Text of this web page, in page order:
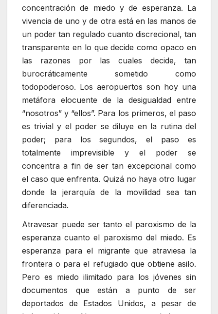
concentración de miedo y de esperanza. La
vivencia de uno y de otra está en las manos de
un poder tan regulado cuanto discrecional, tan
transparente en lo que decide como opaco en
las razones por las cuales decide, tan
burocráticamente sometido como
todopoderoso. Los aeropuertos son hoy una
metáfora elocuente de la desigualdad entre
“nosotros” y “ellos”. Para los primeros, el paso
es trivial y el poder se diluye en la rutina del
poder; para los segundos, el paso es
totalmente imprevisible y el poder se
concentra a fin de ser tan excepcional como
el caso que enfrenta. Quizá no haya otro lugar
donde la jerarquía de la movilidad sea tan
diferenciada.
Atravesar puede ser tanto el paroxismo de la
esperanza cuanto el paroxismo del miedo. Es
esperanza para el migrante que atraviesa la
frontera o para el refugiado que obtiene asilo.
Pero es miedo ilimitado para los jóvenes sin
documentos que están a punto de ser
deportados de Estados Unidos, a pesar de